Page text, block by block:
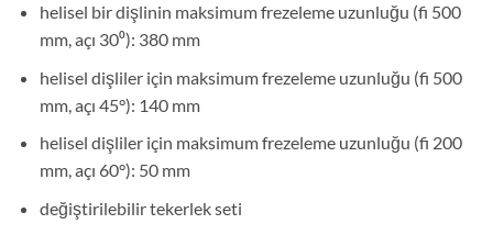
helisel bir dişlinin maksimum frezeleme uzunluğu (fi 500
mm, açı 30⁰): 380 mm
helisel dişliler için maksimum frezeleme uzunluğu (fi 500
mm, açı 45°): 140 mm
helisel dişliler için maksimum frezeleme uzunluğu (fi 200
mm, açı 60°): 50 mm
değiştirilebilir tekerlek seti